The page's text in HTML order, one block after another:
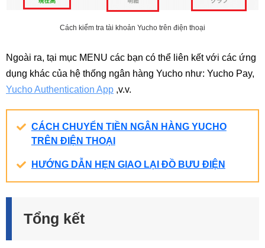
Cách kiểm tra tài khoản Yucho trên điện thoại
Ngoài ra, tại mục MENU các bạn có thể liên kết với các ứng
dụng khác của hệ thống ngân hàng Yucho như: Yucho Pay,
Yucho Authentication App ,v.v.
CÁCH CHUYỂN TIỀN NGÂN HÀNG YUCHO
TRÊN ĐIỆN THOẠI
HƯỚNG DẪN HẸN GIAO LẠI ĐỒ BƯU ĐIỆN
Tổng kết